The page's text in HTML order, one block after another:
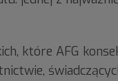
które AFG